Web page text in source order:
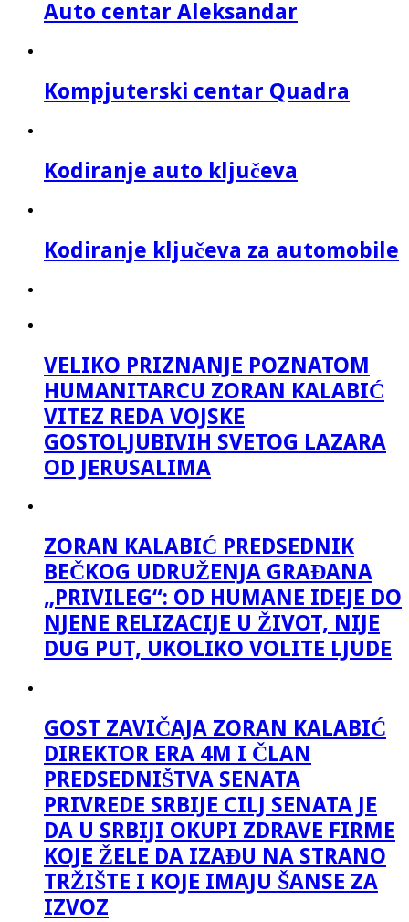
Auto centar Aleksandar
Kompjuterski centar Quadra
Kodiranje auto ključeva
Kodiranje ključeva za automobile
VELIKO PRIZNANJE POZNATOM
HUMANITARCU ZORAN KALABIĆ
VITEZ REDA VOJSKE
GOSTOLJUBIVIH SVETOG LAZARA
OD JERUSALIMA
ZORAN KALABIĆ PREDSEDNIK
BEČKOG UDRUŽENJA GRAĐANA
„PRIVILEG“: OD HUMANE IDEJE DO
NJENE RELIZACIJE U ŽIVOT, NIJE
DUG PUT, UKOLIKO VOLITE LJUDE
GOST ZAVIČAJA ZORAN KALABIĆ
DIREKTOR ERA 4M I ČLAN
PREDSEDNIŠTVA SENATA
PRIVREDE SRBIJE CILJ SENATA JE
DA U SRBIJI OKUPI ZDRAVE FIRME
KOJE ŽELE DA IZAĐU NA STRANO
TRŽIŠTE I KOJE IMAJU ŠANSE ZA
IZVOZ